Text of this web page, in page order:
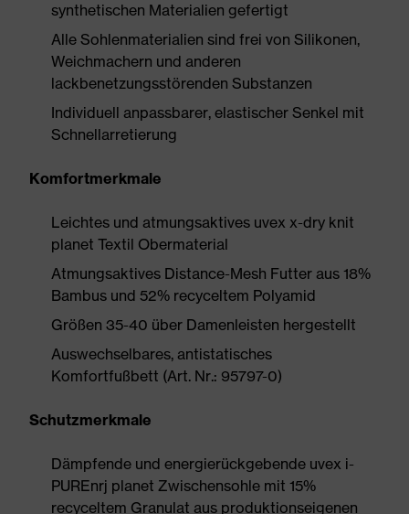
synthetischen Materialien gefertigt
Alle Sohlenmaterialien sind frei von Silikonen,
Weichmachern und anderen
lackbenetzungsstörenden Substanzen
Individuell anpassbarer, elastischer Senkel mit
Schnellarretierung
Komfortmerkmale
Leichtes und atmungsaktives uvex x-dry knit
planet Textil Obermaterial
Atmungsaktives Distance-Mesh Futter aus 18%
Bambus und 52% recyceltem Polyamid
Größen 35-40 über Damenleisten hergestellt
Auswechselbares, antistatisches
Komfortfußbett (Art. Nr.: 95797-0)
Schutzmerkmale
Dämpfende und energierückgebende uvex i-
PUREnrj planet Zwischensohle mit 15%
recyceltem Granulat aus produktionseigenen